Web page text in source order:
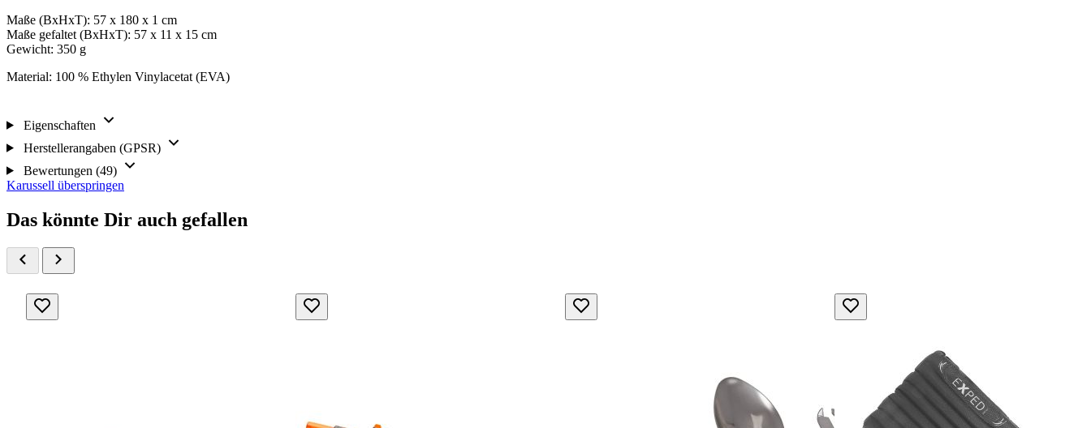
Maße (BxHxT): 57 x 180 x 1 cm
Maße gefaltet (BxHxT): 57 x 11 x 15 cm
Gewicht: 350 g
Material: 100 % Ethylen Vinylacetat (EVA)
Eigenschaften
Herstellerangaben (GPSR)
Bewertungen (49)
Karussell überspringen
Das könnte Dir auch gefallen